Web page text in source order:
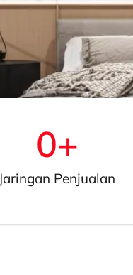
Jaringan Penjualan
0+